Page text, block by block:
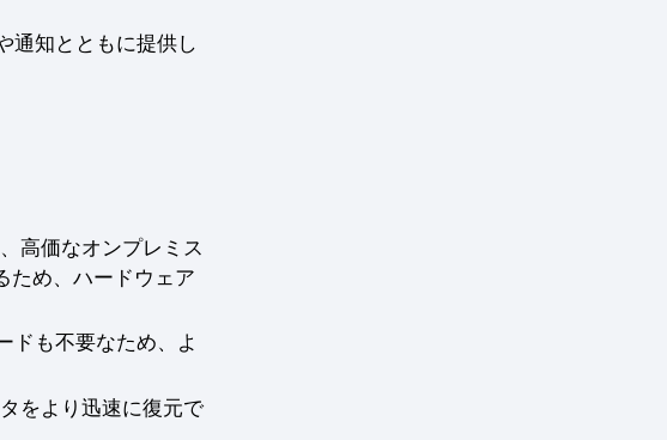
通知とともに提供し
高価なオンプレミス
ため、ハードウェア
ドも不要なため、よ
をより迅速に復元で